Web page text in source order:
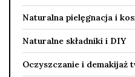
Naturalna pielęgnacja i
Naturalne składniki i DIY
Oczyszczanie i demakijaż